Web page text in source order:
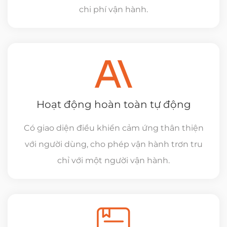
chi phí vận hành.
Hoạt động hoàn toàn tự động
Có giao diện điều khiển cảm ứng thân thiện
với người dùng, cho phép vận hành trơn tru
chỉ với một người vận hành.